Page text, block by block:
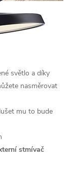
světlo a díky
nasměrovat
mu to bude
stmívač